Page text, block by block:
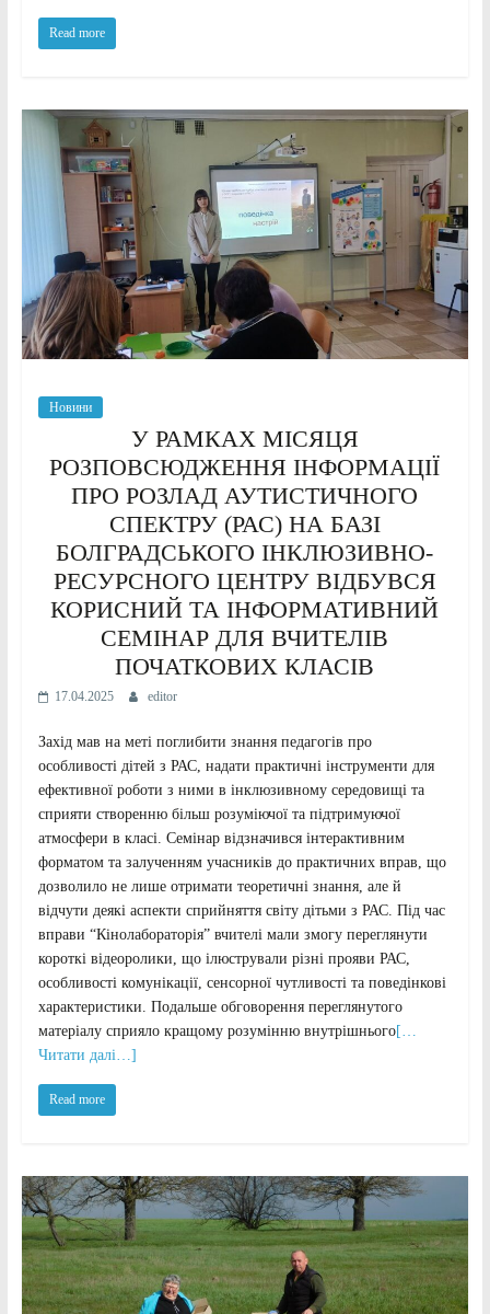
Read more
Новини
У РАМКАХ МІСЯЦЯ
РОЗПОВСЮДЖЕННЯ ІНФОРМАЦІЇ
ПРО РОЗЛАД АУТИСТИЧНОГО
СПЕКТРУ (РАС) НА БАЗІ
БОЛГРАДСЬКОГО ІНКЛЮЗИВНО-
РЕСУРСНОГО ЦЕНТРУ ВІДБУВСЯ
КОРИСНИЙ ТА ІНФОРМАТИВНИЙ
СЕМІНАР ДЛЯ ВЧИТЕЛІВ
ПОЧАТКОВИХ КЛАСІВ
17.04.2025 editor
Захід мав на меті поглибити знання педагогів про
особливості дітей з РАС, надати практичні інструменти для
ефективної роботи з ними в інклюзивному середовищі та
сприяти створенню більш розуміючої та підтримуючої
атмосфери в класі. Семінар відзначився інтерактивним
форматом та залученням учасників до практичних вправ, що
дозволило не лише отримати теоретичні знання, але й
відчути деякі аспекти сприйняття світу дітьми з РАС. Під час
вправи “Кінолабораторія” вчителі мали змогу переглянути
короткі відеоролики, що ілюстрували різні прояви РАС,
особливості комунікації, сенсорної чутливості та поведінкові
характеристики. Подальше обговорення переглянутого
матеріалу сприяло кращому розумінню внутрішнього[…
Читати далі…]
Read more